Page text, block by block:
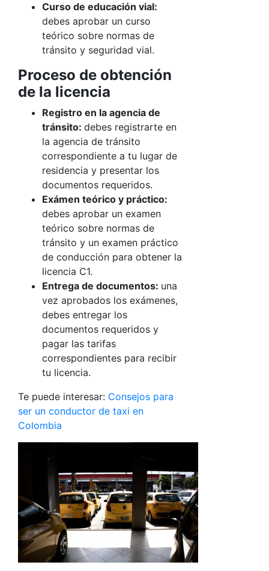
Curso de educación vial:
debes aprobar un curso
teórico sobre normas de
tránsito y seguridad vial.
Proceso de obtención
de la licencia
Registro en la agencia de
tránsito: debes registrarte en
la agencia de tránsito
correspondiente a tu lugar de
residencia y presentar los
documentos requeridos.
Exámen teórico y práctico:
debes aprobar un examen
teórico sobre normas de
tránsito y un examen práctico
de conducción para obtener la
licencia C1.
Entrega de documentos: una
vez aprobados los exámenes,
debes entregar los
documentos requeridos y
pagar las tarifas
correspondientes para recibir
tu licencia.
Te puede interesar: Consejos para
ser un conductor de taxi en
Colombia